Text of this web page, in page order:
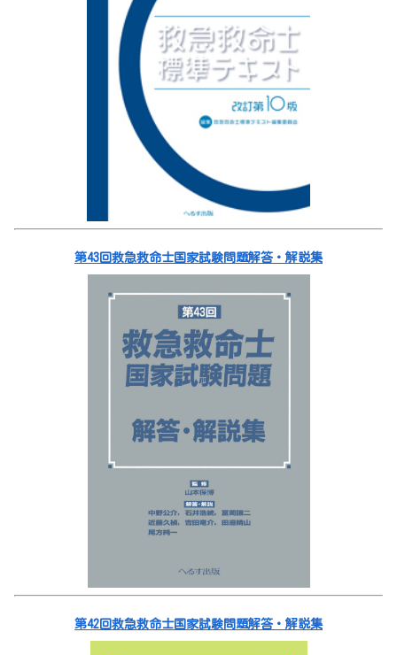
第43回救急救命士国家試験問題解答・解説集
第42回救急救命士国家試験問題解答・解説集